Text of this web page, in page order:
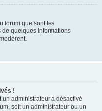
forum que sont les
de quelques informations
!
un administrateur a désactivé
soit un administrateur ou un